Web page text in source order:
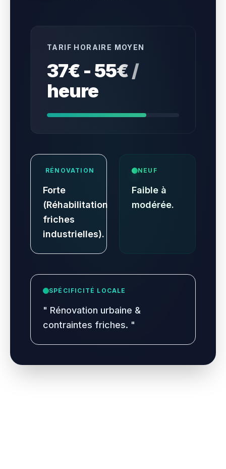
TARIF HORAIRE MOYEN
37€ - 55€ /
heure
RÉNOVATION
Forte
(Réhabilitation
friches
industrielles).
NEUF
Faible à
modérée.
SPÉCIFICITÉ LOCALE
" Rénovation urbaine &
contraintes friches. "